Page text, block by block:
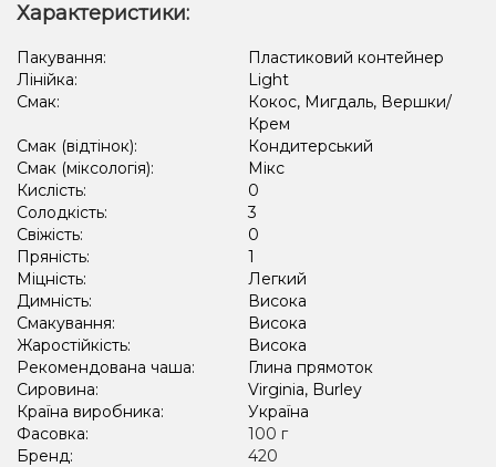
Лимонад, Огірок Ожина, Желейки
Банан, Горіх, Пиріг/Кондитерка М'ята, Ягоди
Вишня/Черешня, Полуниця, Малина
Характеристики:
Пакування:
Пластиковий контейнер
Лінійка:
Light
Смак:
Кокос, Мигдаль, Вершки/
Крем
Смак (відтінок):
Кондитерський
Смак (міксологія):
Мікс
Кислість:
0
Солодкість:
3
Свіжість:
0
Пряність:
1
Міцність:
Легкий
Димність:
Висока
Смакування:
Висока
Жаростійкість:
Висока
Рекомендована чаша:
Глина прямоток
Сировина:
Virginia, Burley
Країна виробника:
Україна
Фасовка:
100 г
Бренд:
420